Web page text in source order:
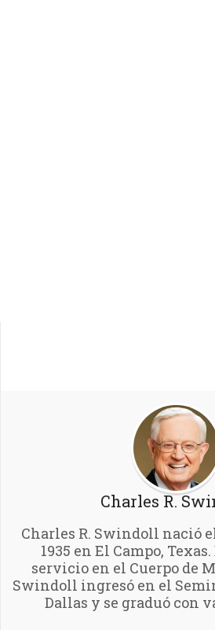
Charles R.
Charles R. Swindoll nació
1935 en El Campo,
servicio en el Cuerpo de
Swindoll ingresó en el
Dallas y se graduó con